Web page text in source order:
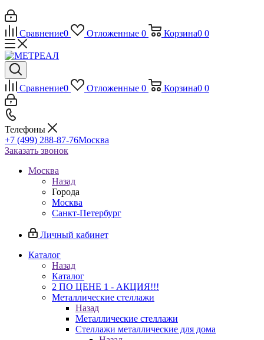
Сравнение0 Отложенные 0 Корзина0 0
Сравнение0 Отложенные 0 Корзина0 0
Телефоны
+7 (499) 288-87-76Москва
Заказать звонок
Москва
Назад
Города
Москва
Санкт-Петербург
Личный кабинет
Каталог
Назад
Каталог
2 ПО ЦЕНЕ 1 - АКЦИЯ!!!
Металлические стеллажи
Назад
Металлические стеллажи
Стеллажи металлические для дома